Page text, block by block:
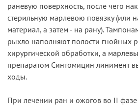
раневую поверхность, после чего
стерильную марлевою повязку (или
материал, а затем - на рану).
рыхло наполняют полости гнойных
хирургической обработки, а
препаратом Синтомицин линимент
ходы.
При лечении ран и ожогов во II фазе